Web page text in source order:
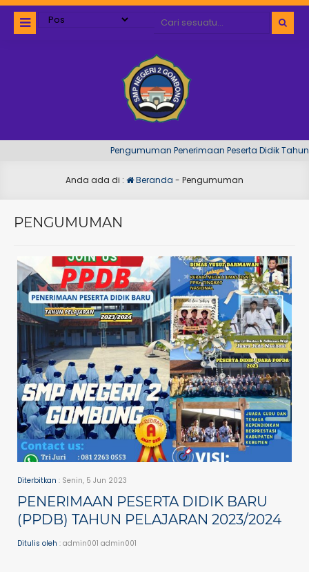
Pengumuman Penerimaan Peserta Didik Tahun
Anda ada di : Beranda - Pengumuman
PENGUMUMAN
Diterbitkan : Senin, 5 Jun 2023
PENERIMAAN PESERTA DIDIK BARU
(PPDB) TAHUN PELAJARAN 2023/2024
Ditulis oleh : admin001 admin001